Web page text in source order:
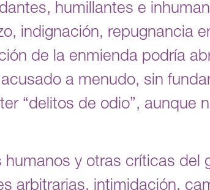
humillantes e
indignación, repugnancia
de la enmienda podría
a menudo, sin
“delitos de odio”, aunque
y otras críticas del
arbitrarias, intimidación,